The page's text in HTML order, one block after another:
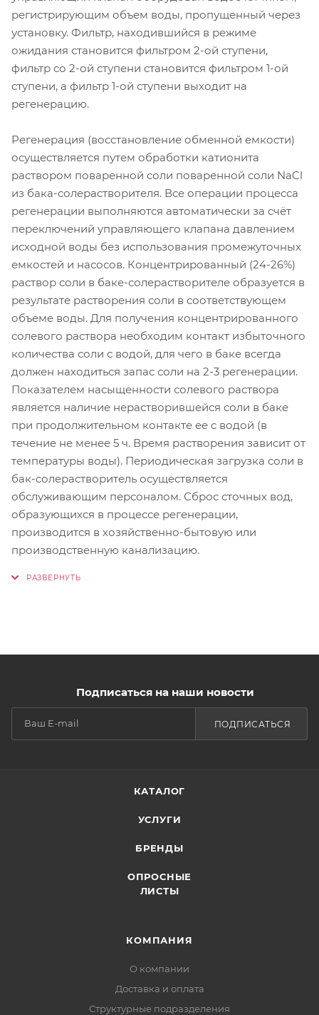
регистрирующим объем воды, пропущенный через
установку. Фильтр, находившийся в режиме
ожидания становится фильтром 2-ой ступени,
фильтр со 2-ой ступени становится фильтром 1-ой
ступени, а фильтр 1-ой ступени выходит на
регенерацию.
Регенерация (восстановление обменной емкости)
осуществляется путем обработки катионита
раствором поваренной соли поваренной соли NaCl
из бака-солерастворителя. Все операции процесса
регенерации выполняются автоматически за счёт
переключений управляющего клапана давлением
исходной воды без использования промежуточных
емкостей и насосов. Концентрированный (24-26%)
раствор соли в баке-солерастворителе образуется в
результате растворения соли в соответствующем
объеме воды. Для получения концентрированного
солевого раствора необходим контакт избыточного
количества соли с водой, для чего в баке всегда
должен находиться запас соли на 2-3 регенерации.
Показателем насыщенности солевого раствора
является наличие нерастворившейся соли в баке
при продолжительном контакте ее с водой (в
течение не менее 5 ч. Время растворения зависит от
температуры воды). Периодическая загрузка соли в
бак-солерастворитель осуществляется
обслуживающим персоналом. Сброс сточных вод,
образующихся в процессе регенерации,
производится в хозяйственно-бытовую или
производственную канализацию.
Подписаться на наши новости
ПОДПИСАТЬСЯ
КАТАЛОГ
УСЛУГИ
БРЕНДЫ
ОПРОСНЫЕ
ЛИСТЫ
КОМПАНИЯ
О компании
Доставка и оплата
Структурные подразделения